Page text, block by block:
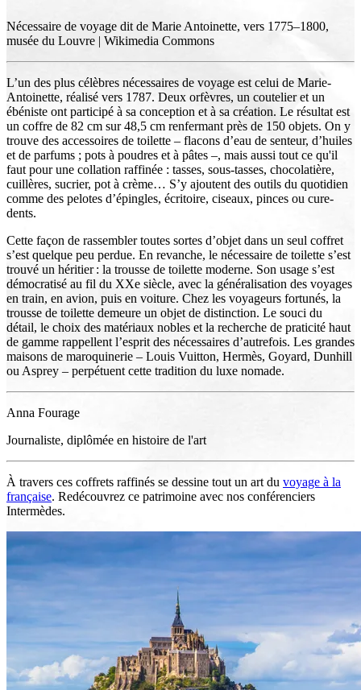
Nécessaire de voyage dit de Marie Antoinette, vers 1775–1800,
musée du Louvre | Wikimedia Commons
L’un des plus célèbres nécessaires de voyage est celui de Marie-
Antoinette, réalisé vers 1787. Deux orfèvres, un coutelier et un
ébéniste ont participé à sa conception et à sa création. Le résultat est
un coffre de 82 cm sur 48,5 cm renfermant près de 150 objets. On y
trouve des accessoires de toilette – flacons d’eau de senteur, d’huiles
et de parfums ; pots à poudres et à pâtes –, mais aussi tout ce qu'il
faut pour une collation raffinée : tasses, sous-tasses, chocolatière,
cuillères, sucrier, pot à crème… S’y ajoutent des outils du quotidien
comme des pelotes d’épingles, écritoire, ciseaux, pinces ou cure-
dents.
Cette façon de rassembler toutes sortes d’objet dans un seul coffret
s’est quelque peu perdue. En revanche, le nécessaire de toilette s’est
trouvé un héritier : la trousse de toilette moderne. Son usage s’est
démocratisé au fil du XXe siècle, avec la généralisation des voyages
en train, en avion, puis en voiture. Chez les voyageurs fortunés, la
trousse de toilette demeure un objet de distinction. Le souci du
détail, le choix des matériaux nobles et la recherche de praticité haut
de gamme rappellent l’esprit des nécessaires d’autrefois. Les grandes
maisons de maroquinerie – Louis Vuitton, Hermès, Goyard, Dunhill
ou Asprey – perpétuent cette tradition du luxe nomade.
Anna Fourage
Journaliste, diplômée en histoire de l'art
À travers ces coffrets raffinés se dessine tout un art du voyage à la
française. Redécouvrez ce patrimoine avec nos conférenciers
Intermèdes.